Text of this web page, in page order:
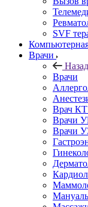
SVF
Врачи
Назад
Врачи
Врач КТ
Врачи
Врачи